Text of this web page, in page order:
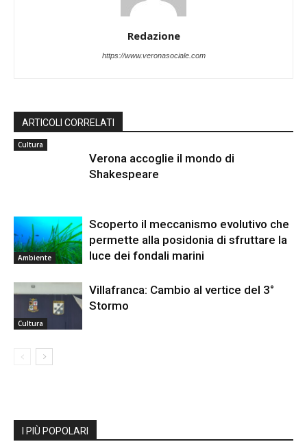
Redazione
https://www.veronasociale.com
ARTICOLI CORRELATI
Cultura
Verona accoglie il mondo di
Shakespeare
Ambiente
Scoperto il meccanismo evolutivo che
permette alla posidonia di sfruttare la
luce dei fondali marini
Cultura
Villafranca: Cambio al vertice del 3°
Stormo
I PIÙ POPOLARI